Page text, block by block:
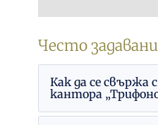
Често
Как да се свържа
кантора